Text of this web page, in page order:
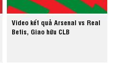
Video kết quả Arsenal vs Real
Betis, Giao hữu CLB